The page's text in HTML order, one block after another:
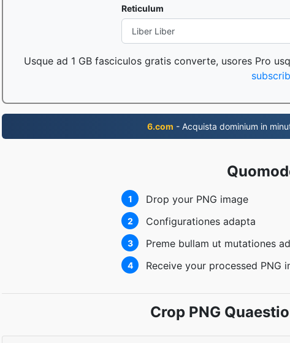
Reticulum
Usque ad 1 GB fasciculos gratis converte, usores Pro
6.com - Acquista dominium in
1 Drop your PNG image
2 Configurationes adapta
3 Preme bullam ut mutationes
4 Receive your processed PNG
Crop PNG